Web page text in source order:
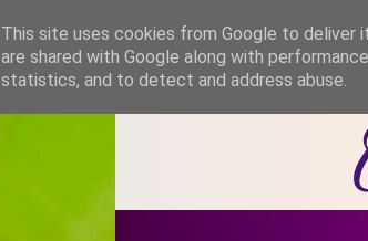
This site uses cookies from Google to deliver
are shared with Google along with
statistics, and to detect and address abuse.